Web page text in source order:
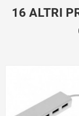
16 ALTRI